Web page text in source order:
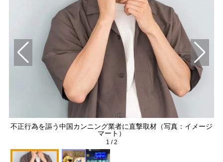
不正行為を謳う中国カンニング業者に直撃取材（写真：イメージ
マート）
1 /2